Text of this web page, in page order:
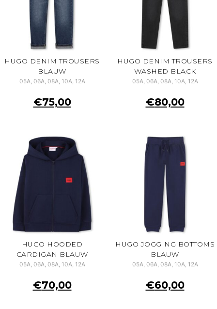
HUGO DENIM TROUSERS
BLAUW
05A, 06A, 08A, 10A, 12A
€75,00
HUGO DENIM TROUSERS
WASHED BLACK
05A, 06A, 08A, 10A, 12A
€80,00
HUGO HOODED
CARDIGAN BLAUW
05A, 06A, 08A, 10A, 12A
€70,00
HUGO JOGGING BOTTOMS
BLAUW
05A, 06A, 08A, 10A, 12A
€60,00